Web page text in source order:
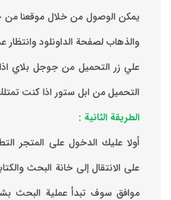
يمكن الوصول من خلال موقعنا من
والذهاب لصفحة الداونلود
علي زر التحميل من جوجل بلاي
التحميل من ابل ستور اذا كنت
الطريقة الثانية :
‏أولا عليك الدخول على المتجر
على الانتقال إلى خانة البحث
موافق ‏سوف تبدأ عملية البحث